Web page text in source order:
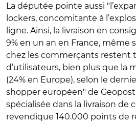
La députée pointe aussi
lockers, concomitante à
ligne. Ainsi, la livraison en
9% en un an en France, même
chez les commerçants restent
d’utilisateurs, bien plus que la
(24% en Europe), selon le
shopper européen" de
spécialisée dans la livraison de
revendique 140.000 points de